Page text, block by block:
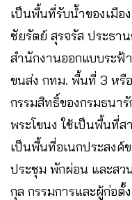
เป็นพื้นที่รับน้ำของเมือ
ชัยรัตย์ สุรจรัส ประธา
สำนักงานออกแบบระ
ขนส่ง กทม. พื้นที่ 3 หรื
กรรมสิทธิ์ของกรมธนา
พระโขนง ใช้เป็นพื้นที่
เป็นพื้นที่อเนกประสง
ประชุม พักผ่อน และสว
กุล กรรมการและผู้ก่อตั้